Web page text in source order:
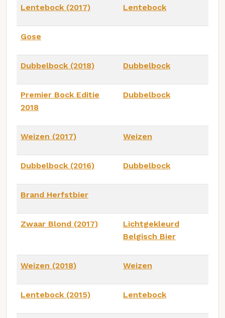
Lentebock (2017) Lentebock
Gose
Dubbelbock (2018) Dubbelbock
Premier Bock Editie
2018
Dubbelbock
Weizen (2017) Weizen
Dubbelbock (2016) Dubbelbock
Brand Herfstbier
Zwaar Blond (2017)
Lichtgekleurd
Belgisch Bier
Weizen (2018) Weizen
Lentebock (2015) Lentebock